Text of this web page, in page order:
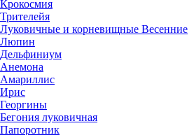
Крокосмия
Трителейя
Луковичные и корневищные Весенние
Люпин
Дельфиниум
Анемона
Амариллис
Ирис
Георгины
Бегония луковичная
Папоротник